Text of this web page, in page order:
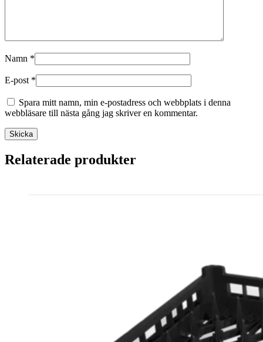
Namn *
E-post *
Spara mitt namn, min e-postadress och webbplats i denna
webbläsare till nästa gång jag skriver en kommentar.
Relaterade produkter